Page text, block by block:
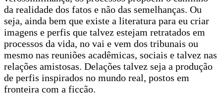
da realidade dos fatos e não das semelhanças. Ou
seja, ainda bem que existe a literatura para eu criar
imagens e perfis que talvez estejam retratados em
processos da vida, no vai e vem dos tribunais ou
mesmo nas reuniões acadêmicas, sociais e talvez nas
relações amistosas. Delações talvez seja a produção
de perfis inspirados no mundo real, postos em
fronteira com a ficção.